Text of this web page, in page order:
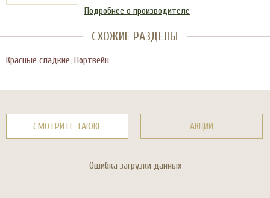
Подробнее о производителе
СХОЖИЕ РАЗДЕЛЫ
Красные сладкие, Портвейн
СМОТРИТЕ ТАКЖЕ АКЦИИ
Ошибка загрузки данных